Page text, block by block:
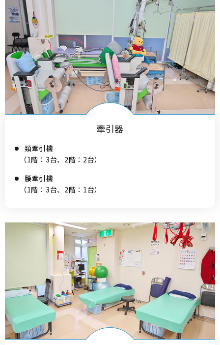
牽引器
頚牽引機
（1階：3台、2階：2台）
腰牽引機
（1階：3台、2階：1台）